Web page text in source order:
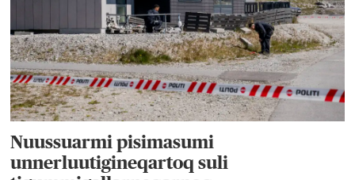
Nuussuarmi pisimasumi
unnerluutigineqartoq suli